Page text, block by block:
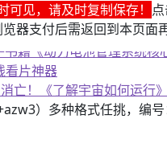
可见，请及时复制保存！
器支付后需返回到本页面
籍《动力电池管理系统核
看片神器
亡！《了解宇宙如何运行》
籍《动力电池管理系统核
）多种格式任挑，编